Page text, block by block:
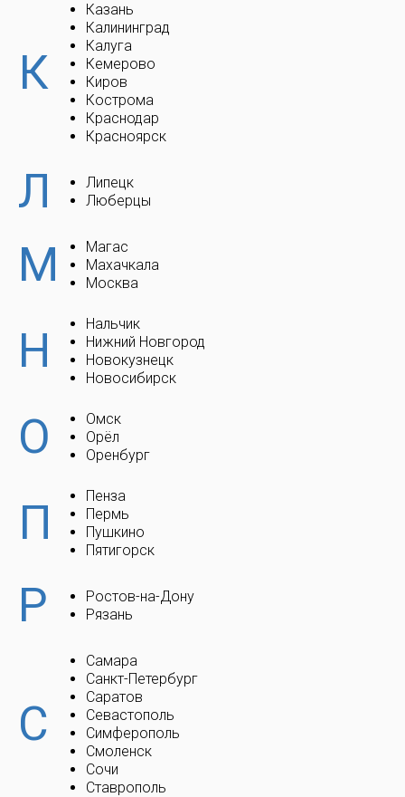
К
Казань
Калининград
Калуга
Кемерово
Киров
Кострома
Краснодар
Красноярск
Л
Липецк
Люберцы
М
Магас
Махачкала
Москва
Н
Нальчик
Нижний Новгород
Новокузнецк
Новосибирск
О
Омск
Орёл
Оренбург
П
Пенза
Пермь
Пушкино
Пятигорск
Р
Ростов-на-Дону
Рязань
С
Самара
Санкт-Петербург
Саратов
Севастополь
Симферополь
Смоленск
Сочи
Ставрополь